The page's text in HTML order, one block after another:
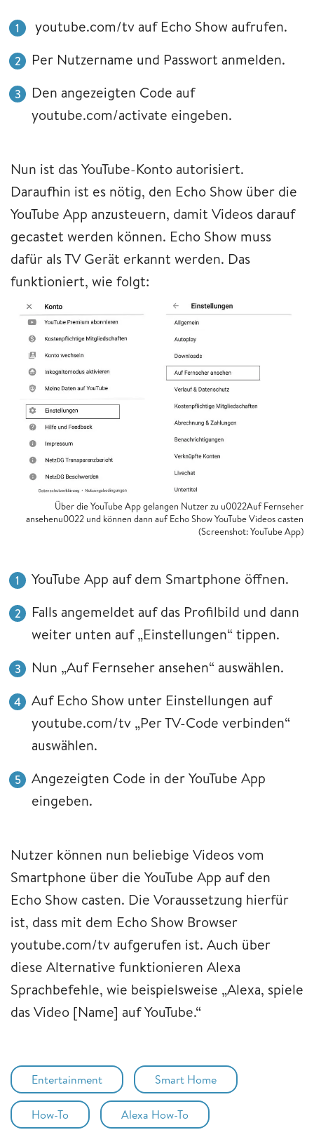
youtube.com/tv auf Echo Show aufrufen.
Per Nutzername und Passwort anmelden.
Den angezeigten Code auf
youtube.com/activate eingeben.
Nun ist das YouTube-Konto autorisiert.
Daraufhin ist es nötig, den Echo Show über die
YouTube App anzusteuern, damit Videos darauf
gecastet werden können. Echo Show muss
dafür als TV Gerät erkannt werden. Das
funktioniert, wie folgt:
Über die YouTube App gelangen Nutzer zu u0022Auf Fernseher
ansehenu0022 und können dann auf Echo Show YouTube Videos casten
(Screenshot: YouTube App)
YouTube App auf dem Smartphone öffnen.
Falls angemeldet auf das Profilbild und dann
weiter unten auf „Einstellungen“ tippen.
Nun „Auf Fernseher ansehen“ auswählen.
Auf Echo Show unter Einstellungen auf
youtube.com/tv „Per TV-Code verbinden“
auswählen.
Angezeigten Code in der YouTube App
eingeben.
Nutzer können nun beliebige Videos vom
Smartphone über die YouTube App auf den
Echo Show casten. Die Voraussetzung hierfür
ist, dass mit dem Echo Show Browser
youtube.com/tv aufgerufen ist. Auch über
diese Alternative funktionieren Alexa
Sprachbefehle, wie beispielsweise „Alexa, spiele
das Video [Name] auf YouTube.“
Entertainment Smart Home
How-To Alexa How-To